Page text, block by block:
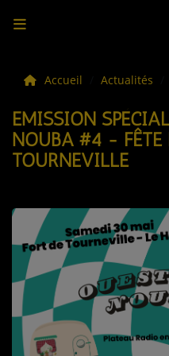
LES ACTUS
LA MUSIQUE
LES PLAYLISTS
LES WEBRADIOS
LES EMISSIONS
LA GRILLE DES
TOUTES LES
Accueil Actualités
EMISSION
NOUBA #4 - FÊTE
TOURNEVILLE